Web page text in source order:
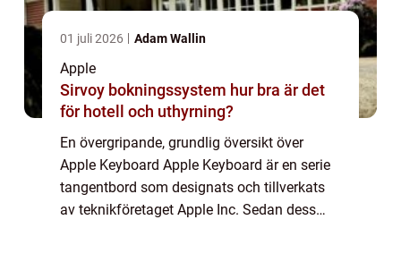
01 juli 2026 Adam Wallin
Apple
Sirvoy bokningssystem hur bra är det
för hotell och uthyrning?
En övergripande, grundlig översikt över
Apple Keyboard Apple Keyboard är en serie
tangentbord som designats och tillverkats
av teknikföretaget Apple Inc. Sedan dess